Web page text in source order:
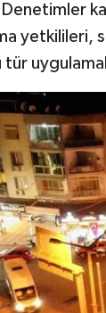
yetkilileri,
tür